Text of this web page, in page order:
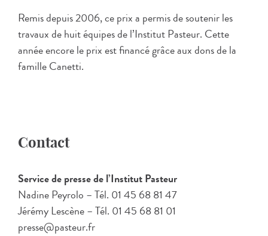
Remis depuis 2006, ce prix a permis de soutenir les
travaux de huit équipes de l’Institut Pasteur. Cette
année encore le prix est financé grâce aux dons de la
famille Canetti.
Contact
Service de presse de l’Institut Pasteur
Nadine Peyrolo – Tél. 01 45 68 81 47
Jérémy Lescène – Tél. 01 45 68 81 01
presse@pasteur.fr